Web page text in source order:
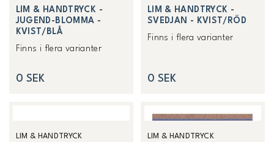
LIM & HANDTRYCK -
JUGEND-BLOMMA -
KVIST/BLÅ
Finns i flera varianter
0 SEK
LIM & HANDTRYCK -
SVEDJAN - KVIST/RÖD
Finns i flera varianter
0 SEK
LIM & HANDTRYCK LIM & HANDTRYCK